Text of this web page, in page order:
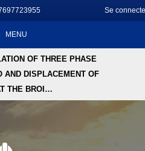
Se
MENU
OF THREE PHASE
AND DISPLACEMENT OF
THE BROI…